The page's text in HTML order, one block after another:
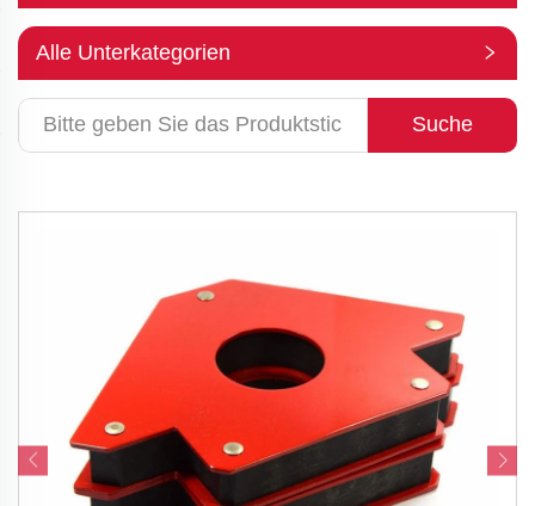
Alle Unterkategorien
Suche